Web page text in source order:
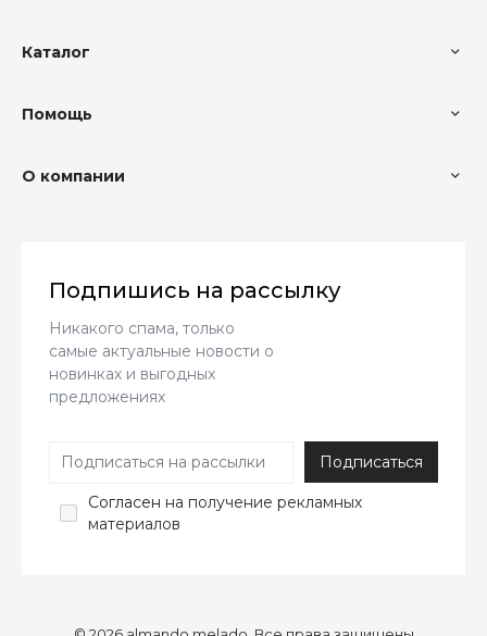
Каталог
Помощь
О компании
Подпишись на рассылку
Никакого спама, только
самые актуальные новости о
новинках и выгодных
предложениях
Согласен на получение рекламных
материалов